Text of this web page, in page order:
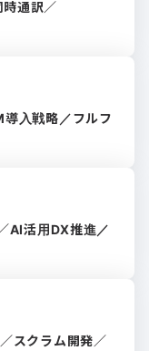
時通訳／
入戦略／フルフ
AI活用DX推進／
スクラム開発／